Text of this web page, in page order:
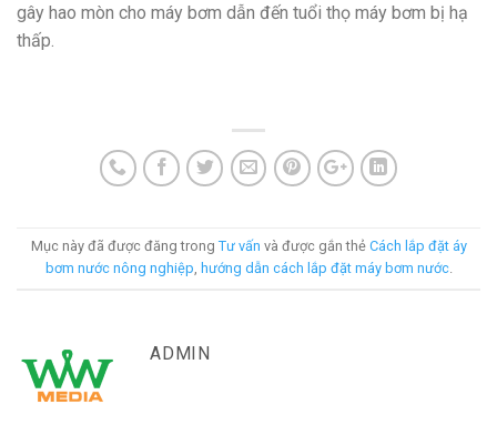
gây hao mòn cho máy bơm dẫn đến tuổi thọ máy bơm bị hạ
thấp.
Mục này đã được đăng trong Tư vấn và được gắn thẻ Cách lắp đặt áy
bơm nước nông nghiệp, hướng dẫn cách lắp đặt máy bơm nước.
ADMIN